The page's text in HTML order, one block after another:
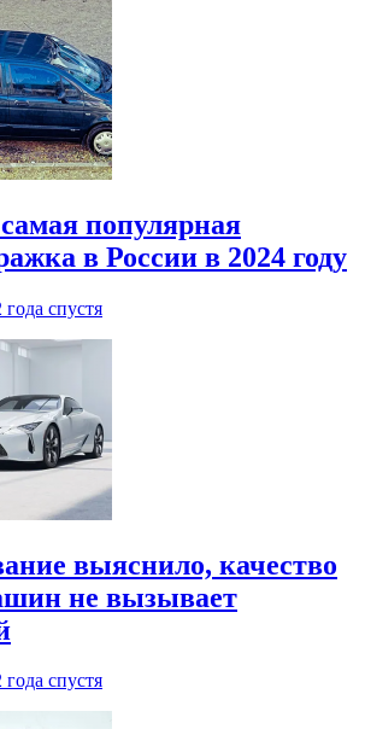
популярная
в России в 2024 году
года спустя
выяснило, качество
не вызывает
года спустя